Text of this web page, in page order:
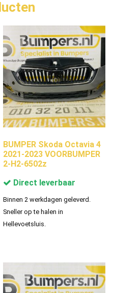
BUMPER Skoda Octavia 4
2021-2023 VOORBUMPER
2-H2-6502z
Direct leverbaar
Binnen 2 werkdagen geleverd.
Sneller op te halen in
Hellevoetsluis.